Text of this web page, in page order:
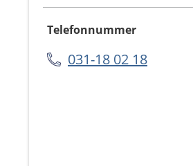
Telefonnummer
031-18 02 18